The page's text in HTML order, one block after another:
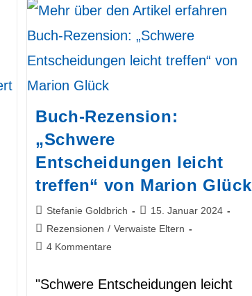
Baby
Engel
–
Von
Anja
Albert
Buch-Rezension:
„Schwere
Entscheidungen leicht
treffen“ von Marion Glück
Beitrags-
Autor:
Stefanie Goldbrich
Beitrag
veröffentlicht:
15. Januar 2024
Beitrags-
Kategorie:
Rezensionen / Verwaiste Eltern
Beitrags-
4 Kommentare
"Schwere Entscheidungen leicht